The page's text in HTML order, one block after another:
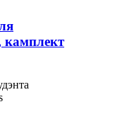
камплект